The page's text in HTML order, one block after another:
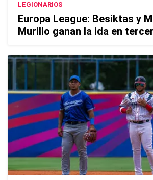
LEGIONARIOS
Europa League: Besiktas y
Murillo ganan la ida en